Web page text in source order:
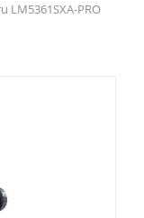
LM5361SXA-PRO